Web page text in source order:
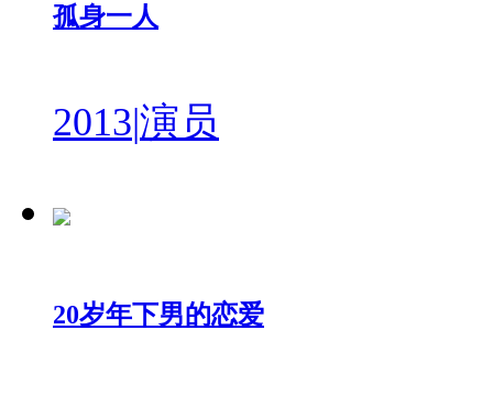
孤身一人
2013|演员
20岁年下男的恋爱